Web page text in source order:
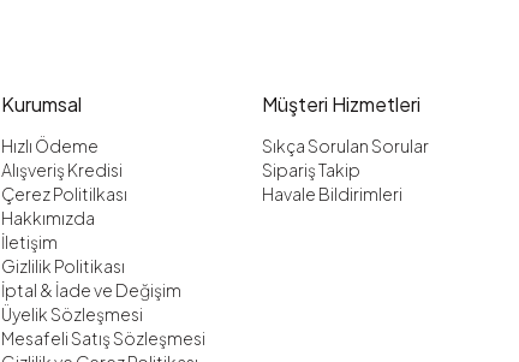
Kurumsal
Hızlı Ödeme
Alışveriş Kredisi
Çerez Politilkası
Hakkımızda
İletişim
Gizlilik Politikası
İptal & İade ve Değişim
Üyelik Sözleşmesi
Mesafeli Satış Sözleşmesi
Müşteri Hizmetleri
Sıkça Sorulan Sorular
Sipariş Takip
Havale Bildirimleri